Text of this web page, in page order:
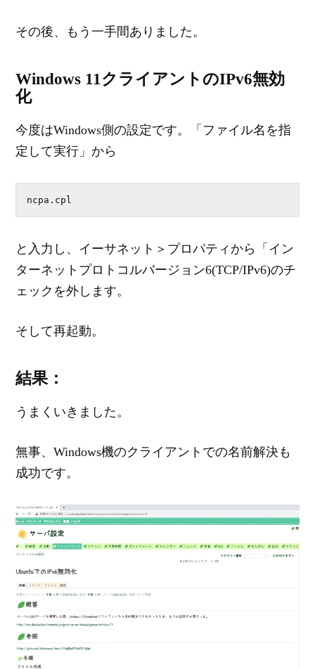
その後、もう一手間ありました。
Windows 11クライアントのIPv6無効
化
今度はWindows側の設定です。「ファイル名を指
定して実行」から
ncpa.cpl
と入力し、イーサネット＞プロパティから「イン
ターネットプロトコルバージョン6(TCP/IPv6)のチ
ェックを外します。
そして再起動。
結果：
うまくいきました。
無事、Windows機のクライアントでの名前解決も
成功です。